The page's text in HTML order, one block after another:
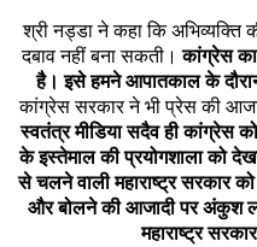
श्री नड्डा ने कहा कि अभिव्यक्ति
दबाव नहीं बना सकती।कांग्रेस का
है। इसे हमने आपातकाल के
कांग्रेस सरकार ने भी प्रेस की
स्वतंत्र मीडिया सदैव ही कांग्रेस को
के इस्तेमाल की प्रयोगशाला को
से चलने वाली महाराष्ट्र सरकार को
और बोलने की आजादी पर अंकुश
महाराष्ट्र सरकार